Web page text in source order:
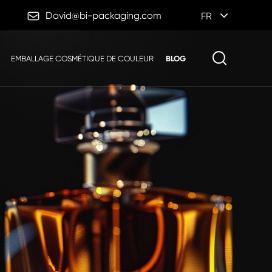
 David@bi-packaging.com FR
EMBALLAGE COSMÉTIQUE DE COULEUR BLOG